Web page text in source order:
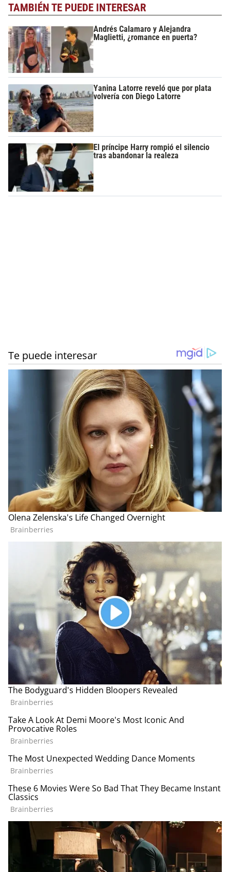
TAMBIÉN TE PUEDE INTERESAR
Andrés Calamaro y Alejandra
Maglietti, ¿romance en puerta?
Yanina Latorre reveló que por plata
volvería con Diego Latorre
El príncipe Harry rompió el silencio
tras abandonar la realeza